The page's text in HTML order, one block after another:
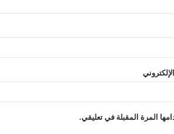
المرة المقبلة في تعليقي.